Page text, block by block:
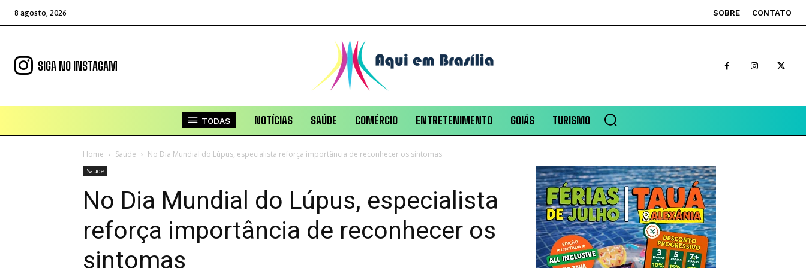
8 agosto, 2026 SOBRE CONTATO
SIGA NO INSTAGAM
TODAS NOTÍCIAS SAÚDE COMÉRCIO ENTRETENIMENTO GOIÁS TURISMO
Home Saúde No Dia Mundial do Lúpus, especialista reforça importância de reconhecer os sintomas
Saúde
No Dia Mundial do Lúpus, especialista
reforça importância de reconhecer os
sintomas